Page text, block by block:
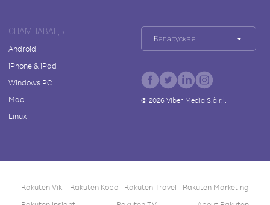
СПАМПАВАЦЬ
Android
iPhone & iPad
Windows PC
Mac
Linux
Беларуская
© 2026Viber Media S.à r.l.
Rakuten Viki Rakuten Kobo Rakuten Travel
Rakuten Marketing